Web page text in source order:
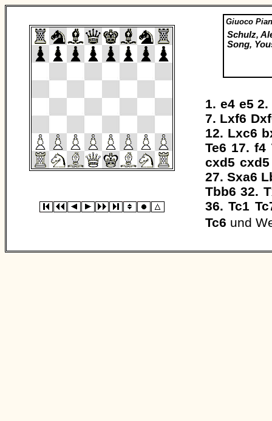
Giuoco
Schulz,
Song,
1. e4 e5
7. Lxf6
12. Lxc6
Te6 17.f4
cxd5 cxd5
27.Sxa6
Tbb6 32.
36.Tc1
Tc6 und